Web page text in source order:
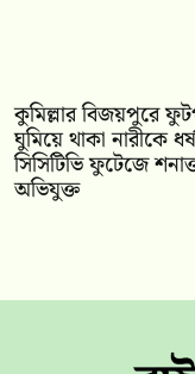
কুমিল্লার বিজয়পুরে
ঘুমিয়ে থাকা নারীকে
সিসিটিভি ফুটেজে
অভিযুক্ত